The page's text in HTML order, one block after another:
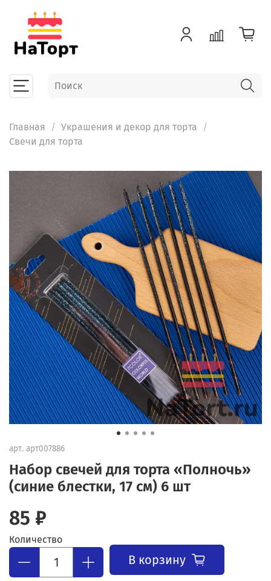
Главная
Украшения и декор для торта
Свечи для торта
арт. арт007886
Набор свечей для торта «Полночь»
(синие блестки, 17 см) 6 шт
85 ₽
Количество
В корзину